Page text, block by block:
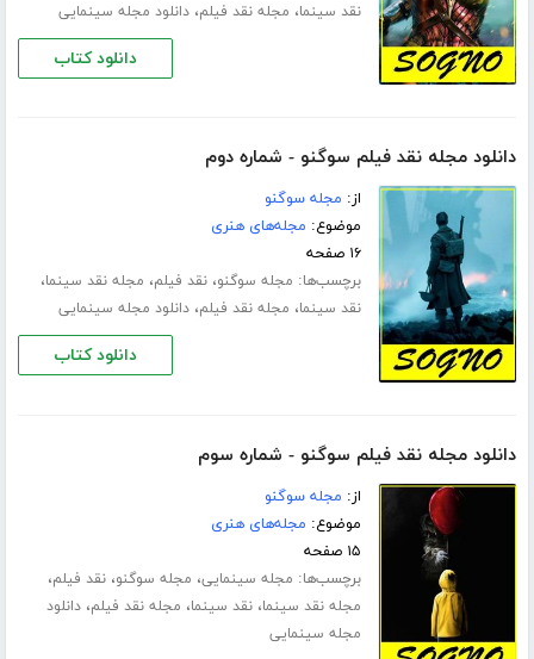
نقد سینما، مجله نقد فیلم،دانلود مجله سینمایی
دانلود کتاب
دانلود مجله نقد فیلم سوگنو - شماره دوم
از: مجله سوگنو
موضوع: مجله‌های هنری
۱۶ صفحه
برچسب‌ها: مجله سوگنو،نقد فیلم، مجله نقد سینما،
نقد سینما، مجله نقد فیلم،دانلود مجله سینمایی
دانلود کتاب
دانلود مجله نقد فیلم سوگنو - شماره سوم
از: مجله سوگنو
موضوع: مجله‌های هنری
۱۵ صفحه
برچسب‌ها: مجله سینمایی، مجله سوگنو،نقد فیلم،
مجله نقد سینما،نقد سینما، مجله نقد فیلم،دانلود
مجله سینمایی